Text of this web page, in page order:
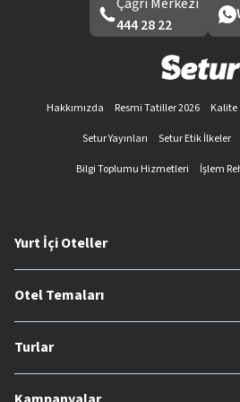
444 28 22
Hakkımızda Resmi Tatiller 2026 Kalite
Setur Yayınları
Setur Etik İlkeler
Bilgi Toplumu Hizmetleri
İşlem
Yurt İçi Oteller
Otel Temaları
Turlar